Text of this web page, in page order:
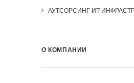
АУТСОРСИНГ ИТ
О КОМПАНИИ